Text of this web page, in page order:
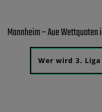
Mannheim – Aue Wettquoten
Wer wird 3.